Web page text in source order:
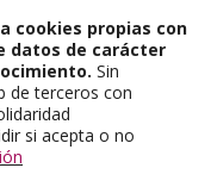
cookies propias con
datos de carácter
Sin
de terceros con
si acepta o no